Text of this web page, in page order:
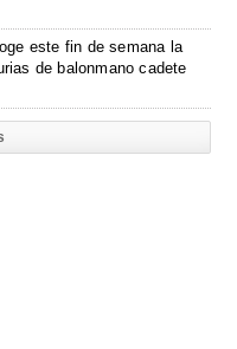
este fin de semana la
de balonmano cadete